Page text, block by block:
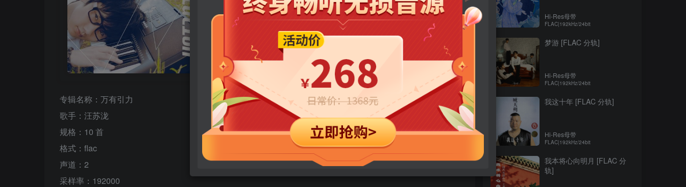
年卡会员免费 永久会员 免费
您当前未登录！建议登陆后购买，可保存购买订单
专辑名称：万有引力
歌手：汪苏泷
规格：10 首
格式：flac
声道：2
采样率：192000
Hi-Res母带
FLAC|192kHz/24bit
梦游 [FLAC 分轨]
Hi-Res母带
FLAC|192kHz/24bit
我这十年 [FLAC 分轨]
Hi-Res母带
FLAC|192kHz/24bit
我本将心向明月 [FLAC 分
轨]